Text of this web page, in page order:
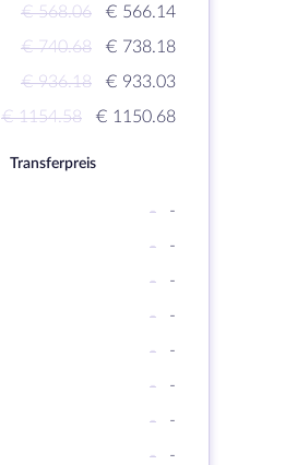
€ 568.06
€ 566.14
€ 740.68
€ 738.18
€ 936.18
€ 933.03
€ 1154.58 € 1150.68
Transferpreis
-
-
-
-
-
-
-
-
-
-
-
-
-
-
-
-